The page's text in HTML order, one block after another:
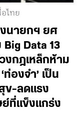
ไทย
นายกฯ ยศ
Data 13
งกฎเหล็กห้าม
องจำ’ เป็น
ข-ลดแรง
ที่แข็งแกร่ง